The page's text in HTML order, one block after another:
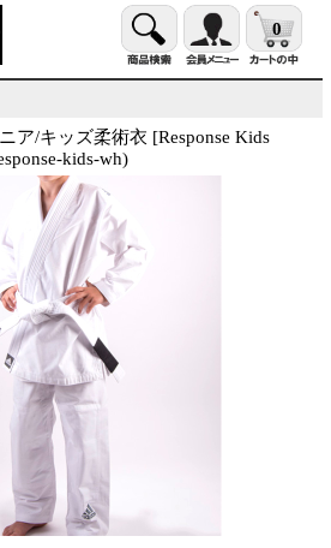
0
ア/キッズ柔術衣 [Response Kids
kids-wh)